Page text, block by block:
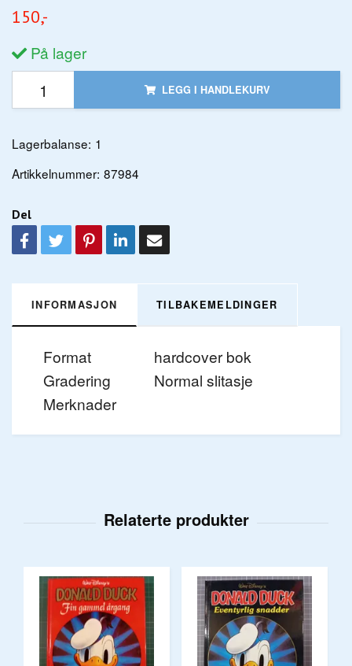
150,-
På lager
LEGG I HANDLEKURV
Lagerbalanse: 1
Artikkelnummer: 87984
Del
INFORMASJON TILBAKEMELDINGER
Format
hardcover bok
Gradering
Normal slitasje
Merknader